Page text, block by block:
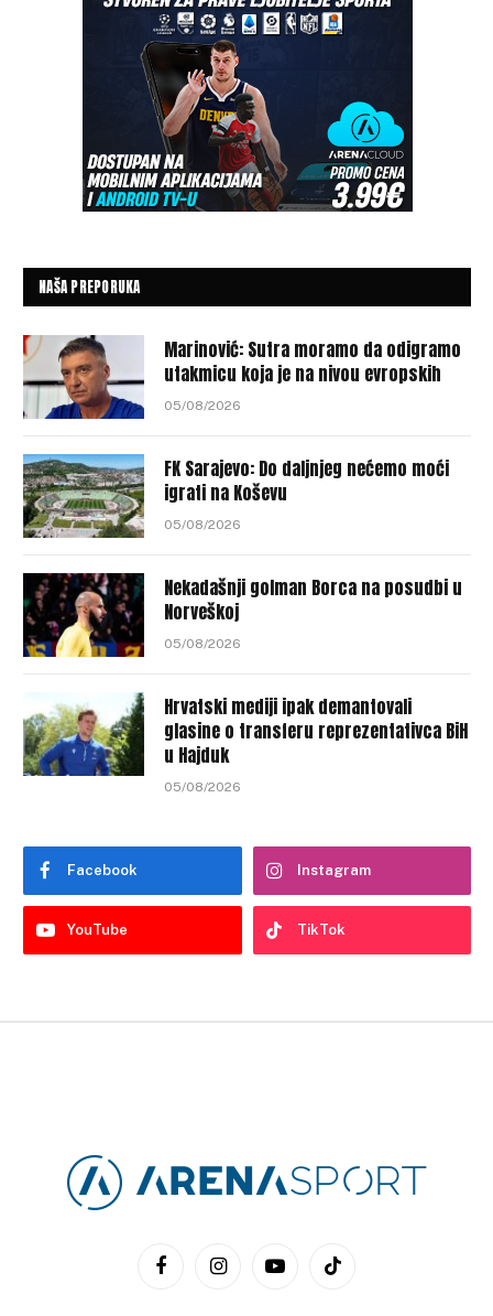
NAŠA PREPORUKA
Marinović: Sutra moramo da odigramo
utakmicu koja je na nivou evropskih
05/08/2026
FK Sarajevo: Do daljnjeg nećemo moći
igrati na Koševu
05/08/2026
Nekadašnji golman Borca na posudbi u
Norveškoj
05/08/2026
Hrvatski mediji ipak demantovali
glasine o transferu reprezentativca BiH
u Hajduk
05/08/2026
Facebook Instagram
YouTube TikTok
FacebookInstagramYouTubeTikTok